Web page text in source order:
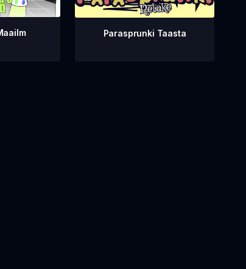
Parasprunki Taasta